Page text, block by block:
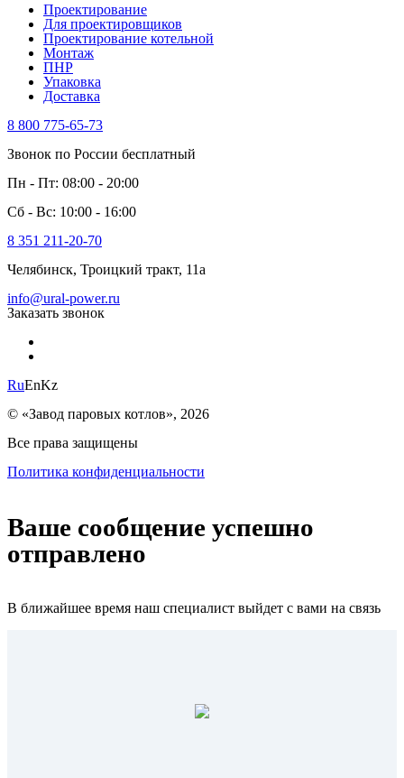
Проектирование
Для проектировщиков
Проектирование котельной
Монтаж
ПНР
Упаковка
Доставка
8 800 775-65-73
Звонок по России бесплатный
Пн - Пт: 08:00 - 20:00
Сб - Вс: 10:00 - 16:00
8 351 211-20-70
Челябинск, Троицкий тракт, 11а
info@ural-power.ru
Заказать звонок
RuEnKz
© «Завод паровых котлов», 2026
Все права защищены
Политика конфиденциальности
Ваше сообщение успешно
отправлено
В ближайшее время наш специалист выйдет с вами на связь